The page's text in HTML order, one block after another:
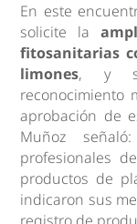
En este
solicite la
fitosanitarias
limones, y
reconocimiento
aprobación de
Muñoz
profesionales
productos de
indicaron sus